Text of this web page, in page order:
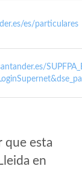
es/particulares
que esta
en